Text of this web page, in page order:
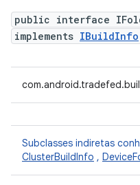
public interface
implements IBuildInfo
Subclasses indiretas
ClusterBuildInfo ,